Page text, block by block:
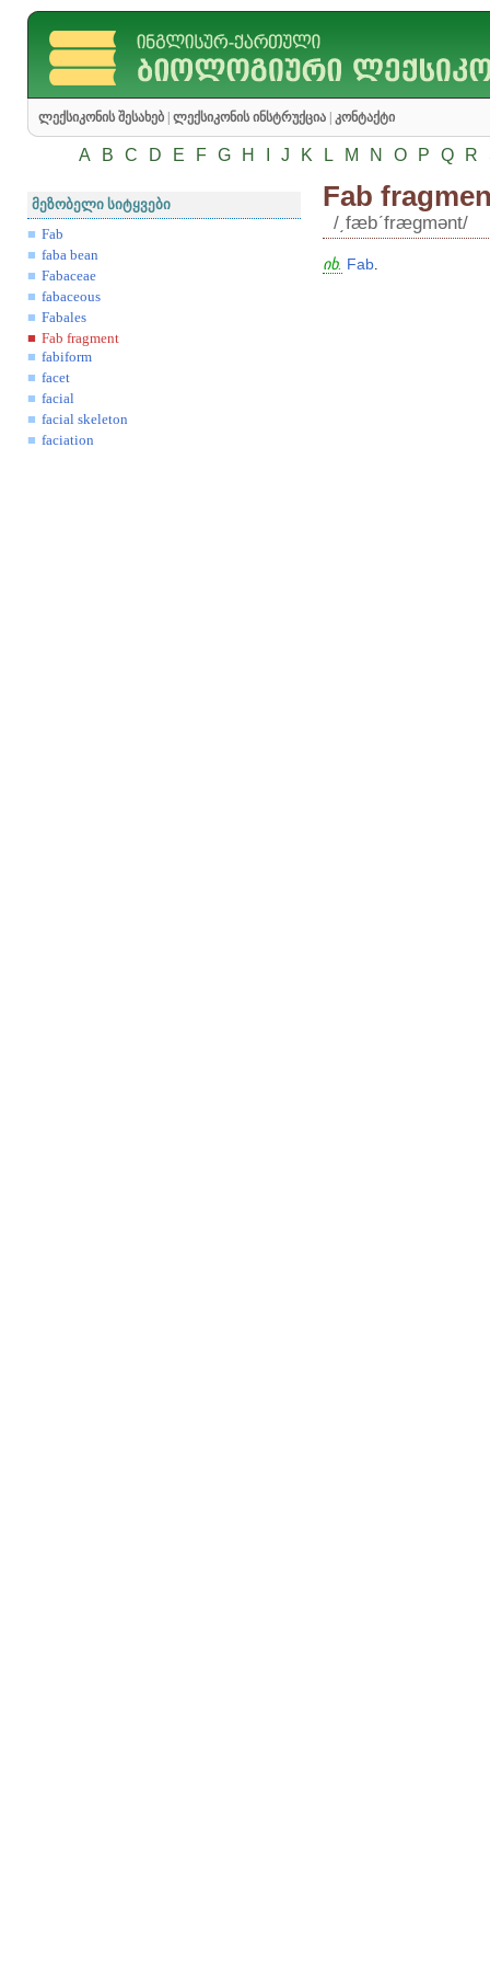
ლექსიკონის შესახებ ლექსიკონის ინსტრუქცია კონტაქტი
A B C D E F G H J K L M N O P Q R
მეზობელი სიტყვები
Fab
faba bean
Fabaceae
fabaceous
Fabales
Fab fragment
fabiform
facet
facial
facial skeleton
faciation
Fab
/͵fæbʹfrægmənt/
იხ. Fab